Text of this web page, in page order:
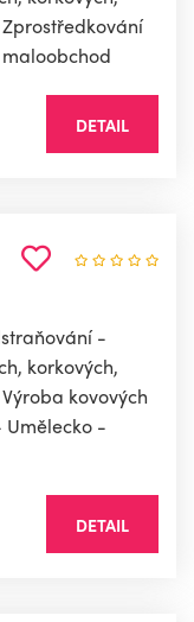
DETAIL
-
korkových,
kovových
Umělecko -
DETAIL